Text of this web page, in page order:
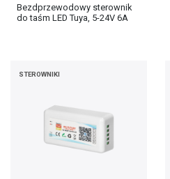
Bezdprzewodowy sterownik
do taśm LED Tuya, 5-24V 6A
STEROWNIKI